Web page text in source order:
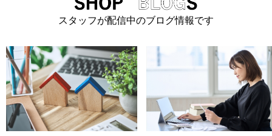
スタッフが配信中のブログ情報です